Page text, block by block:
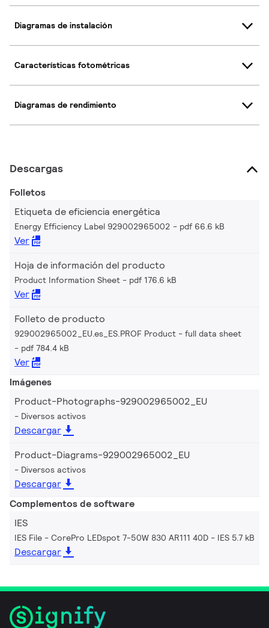
Diagramas de instalación
Características fotométricas
Diagramas de rendimiento
Descargas
Folletos
Etiqueta de eficiencia energética
Energy Efficiency Label 929002965002 pdf 66.6 kB
Ver
Hoja de información del producto
Product Information Sheet pdf 176.6 kB
Ver
Folleto de producto
929002965002_EU.es_ES.PROF Product - full data sheet
pdf 784.4 kB
Ver
Imágenes
Product-Photographs-929002965002_EU
Diversos activos
Descargar
Product-Diagrams-929002965002_EU
Diversos activos
Descargar
Complementos de software
IES
IES File - CorePro LEDspot 7-50W 830 AR111 40D IES 5.7 kB
Descargar